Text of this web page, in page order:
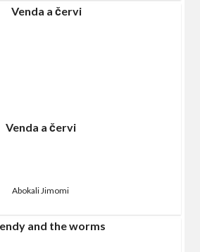
Venda a červi
Abokali Jimomi